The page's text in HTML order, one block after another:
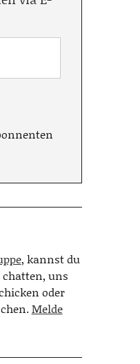
, kannst du
uns
oder
Melde